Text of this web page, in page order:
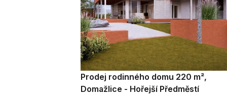
Prodej rodinného domu 220 m²,
Domažlice - Hořejší Předměstí